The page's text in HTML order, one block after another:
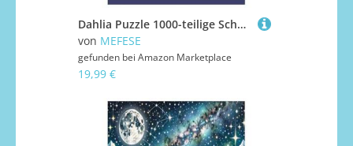
Dahlia Puzzle 1000-teilige Schwer Puzzle Spielzeug Lernspiel Impossible Herausforderungsspielzeug Für Erwachsene Und Kinder in Bewährter 70x50cm/1000pcs
von MEFESE
gefunden bei Amazon Marketplace
19,99 €